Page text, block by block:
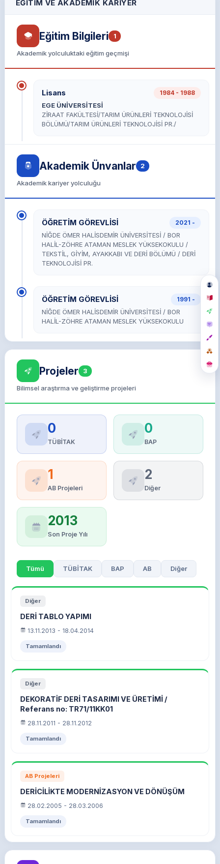
Projeler 3
Bilimsel araştırma ve geliştirme projeleri
0
TÜBİTAK
0
BAP
1
AB Projeleri
2
Diğer
2013
Son Proje Yılı
Tümü TÜBİTAK BAP AB Diğer
Diğer
DERİ TABLO YAPIMI
13.11.2013 - 18.04.2014
Tamamlandı
Diğer
DEKORATİF DERİ TASARIMI VE ÜRETİMİ /
Referans no: TR71/11KK01
28.11.2011 - 28.11.2012
Tamamlandı
AB Projeleri
DERİCİLİKTE MODERNİZASYON VE DÖNÜŞÜM
28.02.2005 - 28.03.2006
Tamamlandı
EĞITIM VE AKADEMIK KARIYER
Eğitim Bilgileri 1
Akademik yolculuktaki eğitim geçmişi
Lisans 1984 - 1988
EGE ÜNİVERSİTESİ
ZİRAAT FAKÜLTESİ/TARIM ÜRÜNLERİ TEKNOLOJİSİ
BÖLÜMÜ/TARIM ÜRÜNLERİ TEKNOLOJİSİ PR./
Akademik Ünvanlar 2
Akademik kariyer yolculuğu
ÖĞRETİM GÖREVLİSİ 2021 -
NİĞDE ÖMER HALİSDEMİR ÜNİVERSİTESİ / BOR
HALİL-ZÖHRE ATAMAN MESLEK YÜKSEKOKULU /
TEKSTİL, GİYİM, AYAKKABI VE DERİ BÖLÜMÜ / DERİ
TEKNOLOJİSİ PR.
ÖĞRETİM GÖREVLİSİ 1991 -
NİĞDE ÖMER HALİSDEMİR ÜNİVERSİTESİ / BOR
HALİL-ZÖHRE ATAMAN MESLEK YÜKSEKOKULU